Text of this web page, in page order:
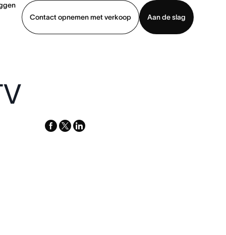
Contact opnemen met verkoop
Aan de slag
facebook
x-
linkedin